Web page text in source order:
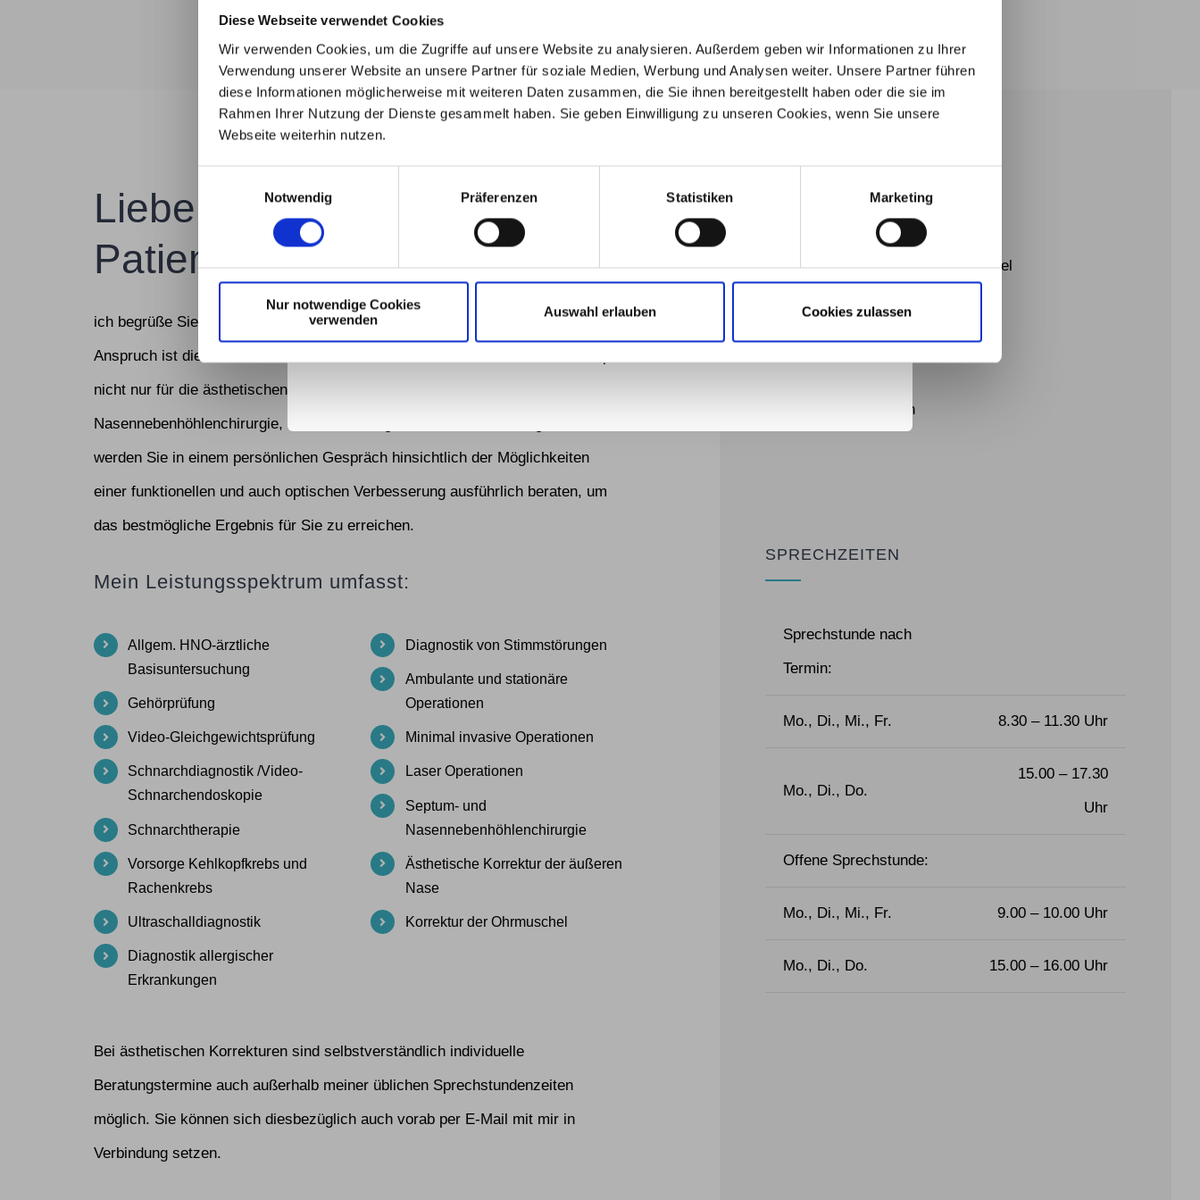
Diese Webseite verwendet Cookies
Wir verwenden Cookies, um die Zugriffe auf unsere Website zu analysieren. Außerdem geben wir Informationen zu Ihrer
Verwendung unserer Website an unsere Partner für soziale Medien, Werbung und Analysen weiter. Unsere Partner führen
diese Informationen möglicherweise mit weiteren Daten zusammen, die Sie ihnen bereitgestellt haben oder die sie im
Rahmen Ihrer Nutzung der Dienste gesammelt haben. Sie geben Einwilligung zu unseren Cookies, wenn Sie unsere
Webseite weiterhin nutzen.
Notwendig
Präferenzen Statistiken Marketing
Nur notwendige Cookies
verwenden
Auswahl erlauben Cookies zulassen
Liebe Patientin, lieber
Patient,
ich begrüße Sie herzlich auf der Internetseite meiner HNO-Praxis. Mein
Anspruch ist die umfassende, individuelle Behandlung jedes Patienten. Dies gilt
nicht nur für die ästhetischen Eingriffe, sondern auch für die moderne
Nasennebenhöhlenchirurgie, Mittelohrchirurgie und Gesichtschirurgie. Daher
werden Sie in einem persönlichen Gespräch hinsichtlich der Möglichkeiten
einer funktionellen und auch optischen Verbesserung ausführlich beraten, um
das bestmögliche Ergebnis für Sie zu erreichen.
Mein Leistungsspektrum umfasst:
Allgem. HNO-ärztliche
Basisuntersuchung
Gehörprüfung
Video-Gleichgewichtsprüfung
Schnarchdiagnostik /Video-
Schnarchendoskopie
Schnarchtherapie
Vorsorge Kehlkopfkrebs und
Rachenkrebs
Ultraschalldiagnostik
Diagnostik allergischer
Erkrankungen
Diagnostik von Stimmstörungen
Ambulante und stationäre
Operationen
Minimal invasive Operationen
Laser Operationen
Septum- und
Nasennebenhöhlenchirurgie
Ästhetische Korrektur der äußeren
Nase
Korrektur der Ohrmuschel
Bei ästhetischen Korrekturen sind selbstverständlich individuelle
Beratungstermine auch außerhalb meiner üblichen Sprechstundenzeiten
möglich. Sie können sich diesbezüglich auch vorab per E-Mail mit mir in
Verbindung setzen.
GERNE FÜR SIE DA
HNO Praxis Dr. med. Stephan Neidel
069 880678
praxis@hno-neidel.de
63065 Offenbach
SPRECHZEITEN
Sprechstunde nach
Termin:
Mo., Di., Mi., Fr. 8.30 – 11.30 Uhr
Mo., Di., Do.
15.00 – 17.30
Uhr
Offene Sprechstunde:
Mo., Di., Mi., Fr. 9.00 – 10.00 Uhr
Mo., Di., Do. 15.00 – 16.00 Uhr
Ich bedanke mich herzlich für das mir entgegengebrachte Vertrauen, die
vielen persönlichen Begegnungen und die langjährige Treue. Es war mir eine
große Freude und Verantwortung, Sie medizinisch begleiten zu dürfen.
Bitte beachten Sie, dass ab sofort keine neuen Termine mehr über die Online-
Terminbuchung vereinbart werden können. Bereits bestehende Termine
behalten – sofern nicht anders mitgeteilt – zunächst ihre Gültigkeit.
Ich danke Ihnen für Ihr Verständnis und wünsche Ihnen für die Zukunft alles
Gute.